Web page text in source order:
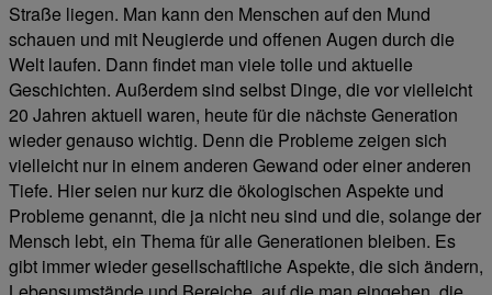
Straße liegen. Man kann den Menschen auf den Mund
schauen und mit Neugierde und offenen Augen durch die
Welt laufen. Dann findet man viele tolle und aktuelle
Geschichten. Außerdem sind selbst Dinge, die vor vielleicht
20 Jahren aktuell waren, heute für die nächste Generation
wieder genauso wichtig. Denn die Probleme zeigen sich
vielleicht nur in einem anderen Gewand oder einer anderen
Tiefe. Hier seien nur kurz die ökologischen Aspekte und
Probleme genannt, die ja nicht neu sind und die, solange der
Mensch lebt, ein Thema für alle Generationen bleiben. Es
gibt immer wieder gesellschaftliche Aspekte, die sich ändern,